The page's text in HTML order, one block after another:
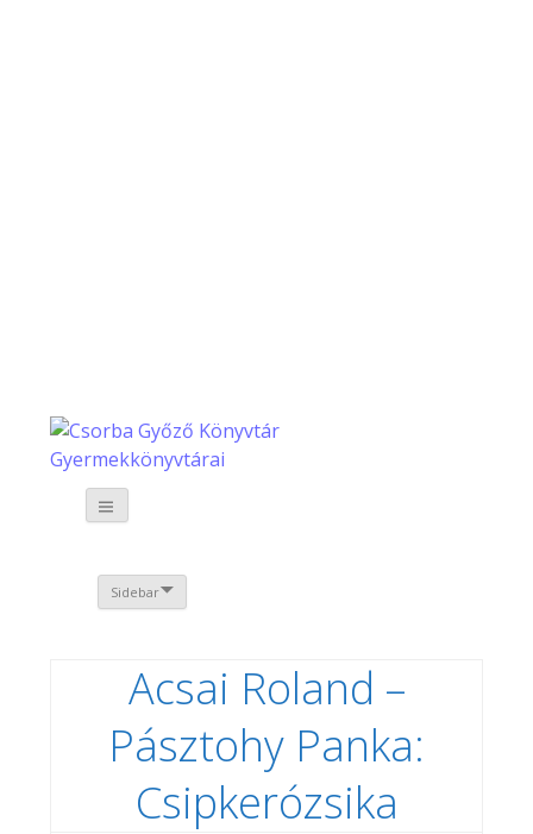
Sidebar
Acsai Roland –
Pásztohy Panka:
Csipkerózsika